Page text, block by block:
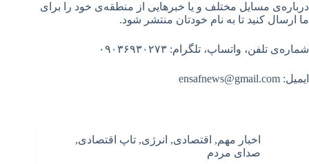
درباره‌ی مسایل مختلف و یا خبرهایی از منطقه‌ی خود را برای
ما ارسال کنید تا به نام خودتان منتشر شود.
شماره‌ی تلفن، واتساپ، تلگرام: ۰۹۰۳۶۹۳۰۲۷۳
ایمیل: ensafnews@gmail.com
اخبار مهم, اقتصادی, انرژی, تاپ اقتصادی,
صدای مردم